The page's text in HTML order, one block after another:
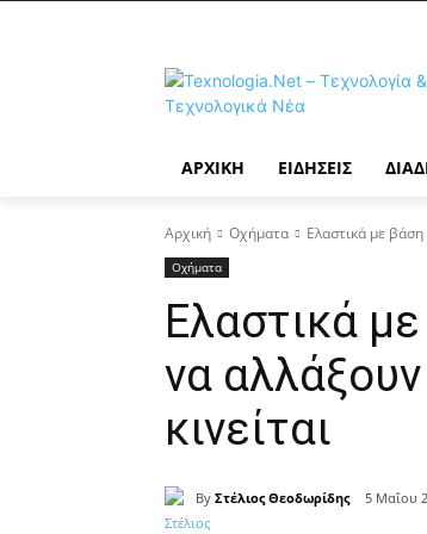
ΑΡΧΙΚΉ ΕΙΔΉΣΕΙΣ
Αρχική Οχήματα Ελαστικά με
Οχήματα
Ελαστικά
να
κινείται
By Στέλιος Θεοδωρίδης 5 Μαΐου